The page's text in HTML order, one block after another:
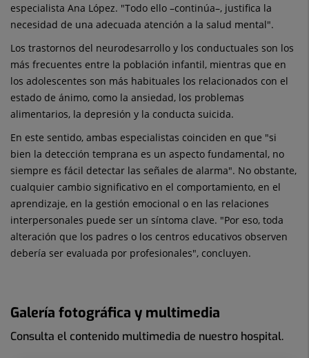
especialista Ana López. "Todo ello –continúa–, justifica la
necesidad de una adecuada atención a la salud mental".
Los trastornos del neurodesarrollo y los conductuales son los
más frecuentes entre la población infantil, mientras que en
los adolescentes son más habituales los relacionados con el
estado de ánimo, como la ansiedad, los problemas
alimentarios, la depresión y la conducta suicida.
En este sentido, ambas especialistas coinciden en que "si
bien la detección temprana es un aspecto fundamental, no
siempre es fácil detectar las señales de alarma". No obstante,
cualquier cambio significativo en el comportamiento, en el
aprendizaje, en la gestión emocional o en las relaciones
interpersonales puede ser un síntoma clave. "Por eso, toda
alteración que los padres o los centros educativos observen
debería ser evaluada por profesionales", concluyen.
Galería fotográfica y multimedia
Consulta el contenido multimedia de nuestro hospital.